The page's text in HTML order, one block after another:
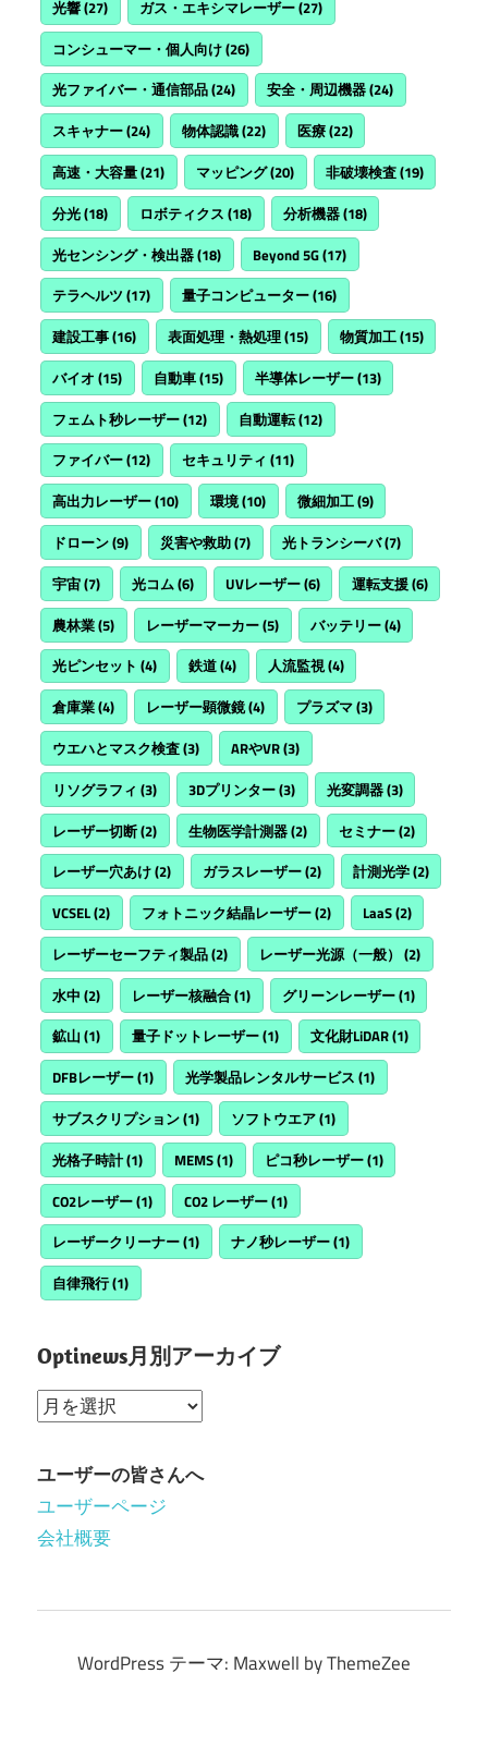
光響(27) ガス・エキシマレーザー(27)
コンシューマー・個人向け(26)
光ファイバー・通信部品(24) 安全・周辺機器(24)
スキャナー(24) 物体認識(22) 医療(22)
高速・大容量(21) マッピング(20) 非破壊検査(19)
分光(18) ロボティクス (18) 分析機器(18)
光センシング・検出器(18) Beyond 5G(17)
テラヘルツ (17) 量子コンピューター(16)
建設工事(16) 表面処理・熱処理(15) 物質加工(15)
バイオ (15) 自動車(15) 半導体レーザー(13)
フェムト秒レーザー(12) 自動運転(12)
ファイバー(12) セキュリティ (11)
高出力レーザー(10) 環境(10) 微細加工(9)
ドローン(9) 災害や救助(7) 光トランシーバ(7)
宇宙(7) 光コム(6) UVレーザー(6) 運転支援(6)
農林業(5) レーザーマーカー(5) バッテリー(4)
光ピンセット (4) 鉄道(4) 人流監視(4)
倉庫業(4) レーザー顕微鏡(4) プラズマ(3)
ウエハとマスク検査(3) ARやVR(3)
リソグラフィ (3) 3Dプリンター(3) 光変調器(3)
レーザー切断(2) 生物医学計測器(2) セミナー(2)
レーザー穴あけ(2) ガラスレーザー(2) 計測光学(2)
VCSEL(2) フォトニック結晶レーザー(2) LaaS(2)
レーザーセーフティ製品(2) レーザー光源（一般） (2)
水中 (2) レーザー核融合(1) グリーンレーザー(1)
鉱山 (1) 量子ドットレーザー(1) 文化財LiDAR(1)
DFBレーザー(1) 光学製品レンタルサービス (1)
サブスクリプション(1) ソフトウエア(1)
光格子時計(1) MEMS(1) ピコ秒レーザー(1)
CO2レーザー(1) CO2 レーザー(1)
レーザークリーナー(1) ナノ秒レーザー(1)
自律飛行(1)
Optinews月別アーカイブ
Optinews
別
ア
ー
ユーザーの皆さんへ
ユーザーページ
会社概要
WordPress テーマ: Maxwell by ThemeZee